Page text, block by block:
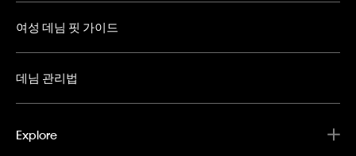
여성 데님 핏 가이드
데님 관리법
Explore